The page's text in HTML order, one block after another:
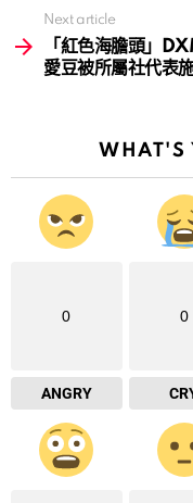
Next article
「紅色海膽頭」
愛豆被所屬社代表
WHAT'S
0
ANGRY
0